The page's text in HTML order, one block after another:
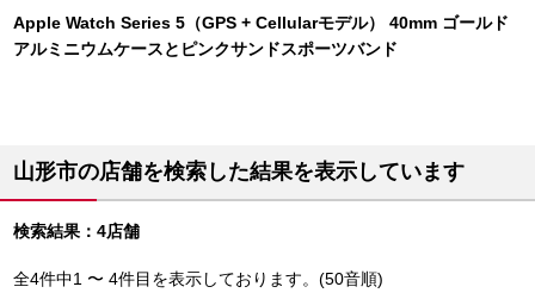
Apple Watch Series 5（GPS + Cellularモデル） 40mm ゴールド
アルミニウムケースとピンクサンドスポーツバンド
山形市の店舗を検索した結果を表示しています
検索結果：4店舗
全4件中1 〜 4件目を表示しております。(50音順)